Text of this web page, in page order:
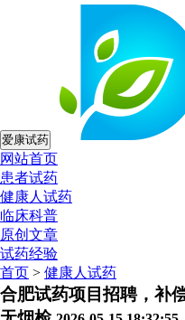
爱康试药
网站首页
患者试药
健康人试药
临床科普
原创文章
试药经验
首页 > 健康人试药
合肥试药项目招聘，补